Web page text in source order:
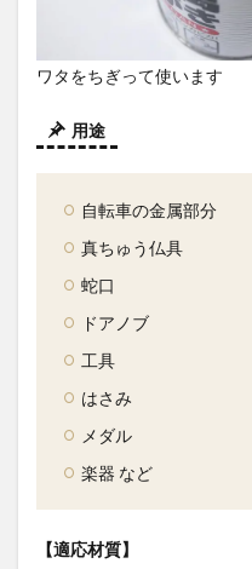
まし
た
フォ
＆動
認を
して
出品
4.2
出品
まと
め
ワタをちぎって使います
用途
自転車の金属部分
真ちゅう仏具
蛇口
ドアノブ
工具
はさみ
メダル
楽器 など
【適応材質】